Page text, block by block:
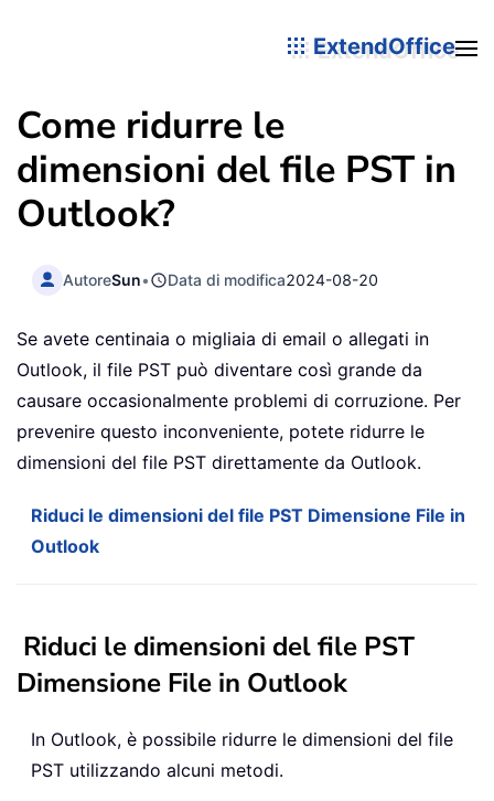
ExtendOffice
Come ridurre le
dimensioni del file PST in
Outlook?
AutoreSun• Data di modifica2024-08-20
Se avete centinaia o migliaia di email o allegati in
Outlook, il file PST può diventare così grande da
causare occasionalmente problemi di corruzione. Per
prevenire questo inconveniente, potete ridurre le
dimensioni del file PST direttamente da Outlook.
Riduci le dimensioni del file PST Dimensione File in
Outlook
Riduci le dimensioni del file PST
Dimensione File in Outlook
In Outlook, è possibile ridurre le dimensioni del file
PST utilizzando alcuni metodi.